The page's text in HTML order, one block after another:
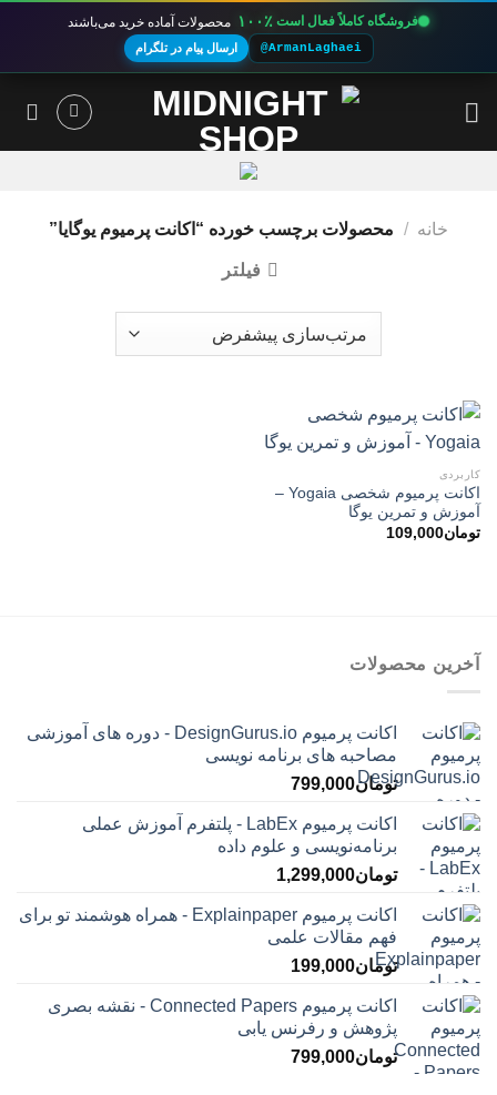
فروشگاه کاملاً فعال است ۱۰۰٪ محصولات آماده خرید می‌باشند
@ArmanLaghaei ارسال پیام در تلگرام
خانه / محصولات برچسب خورده “اکانت پرمیوم یوگایا”
فیلتر
کاربردی
اکانت پرمیوم شخصی Yogaia –
آموزش و تمرین یوگا
تومان109,000
آخرین محصولات
اکانت پرمیوم DesignGurus.io - دوره ‌های آموزشی
مصاحبه ‌های برنامه نویسی
تومان799,000
اکانت پرمیوم LabEx - پلتفرم آموزش عملی
برنامه‌نویسی و علوم داده
تومان1,299,000
اکانت پرمیوم Explainpaper - همراه هوشمند تو برای
فهم مقالات علمی
تومان199,000
اکانت پرمیوم Connected Papers - نقشه بصری
پژوهش و رفرنس یابی
تومان799,000